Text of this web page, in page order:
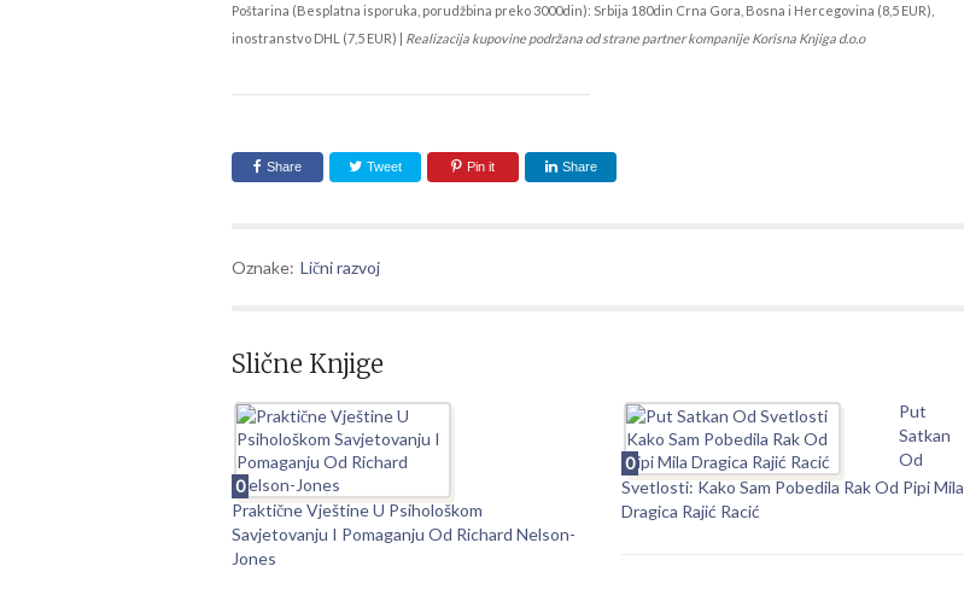
Poštarina (Besplatna isporuka, porudžbina preko 3000din): Srbija 180din Crna Gora, Bosna i Hercegovina (8,5 EUR),
inostranstvo DHL (7,5 EUR) | Realizacija kupovine podržana od strane partner kompanije Korisna Knjiga d.o.o
Share Tweet Pin it Share
Oznake: Lični razvoj
Slične Knjige
0
Praktične Vještine U Psihološkom
Savjetovanju I Pomaganju Od Richard Nelson-
Jones
0
Put
Satkan
Od
Svetlosti: Kako Sam Pobedila Rak Od Pipi Mila
Dragica Rajić Racić